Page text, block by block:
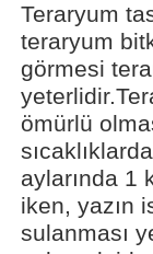
Teraryum
teraryum
görmesi
ömürlü
aylarında 1
iken, yazın
sulanması